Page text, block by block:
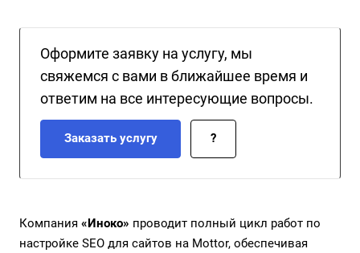
Оформите заявку на услугу, мы
свяжемся с вами в ближайшее время и
ответим на все интересующие вопросы.
Заказать услугу ?
Компания «Иноко» проводит полный цикл работ по
настройке SEO для сайтов на Mottor, обеспечивая